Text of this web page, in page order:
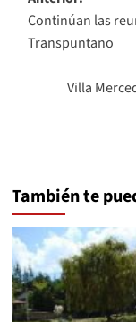
de
entradas
Continúan las
Transpuntano
Villa
También te